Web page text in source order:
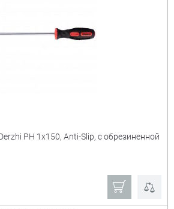
PH 1х150, Anti-Slip, с обрезиненной